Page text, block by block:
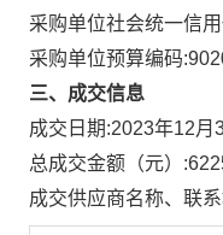
采购单位社会统一信
采购单位预算编码:
三、成交信息
成交日期:2023年12月
总成交金额（元）:
成交供应商名称、联